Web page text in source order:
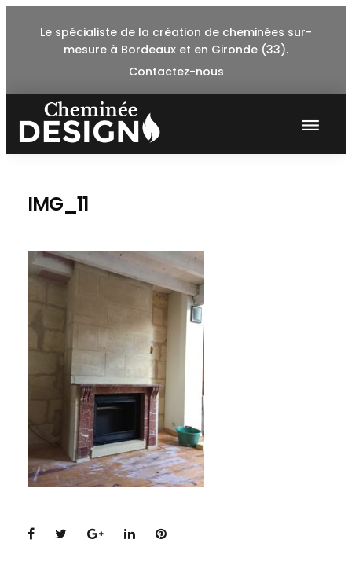
Le spécialiste de la création de cheminées sur-
mesure à Bordeaux et en Gironde (33).
Contactez-nous
IMG_11
Facebook
TwitterGoogle+
LinkedInPinterest